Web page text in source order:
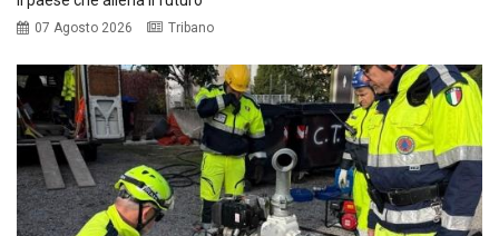
07 Agosto 2026 Tribano